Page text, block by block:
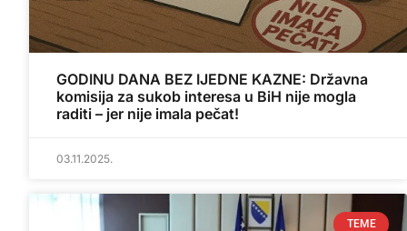
GODINU DANA BEZ IJEDNE KAZNE: Državna
komisija za sukob interesa u BiH nije mogla
raditi – jer nije imala pečat!
03.11.2025.
TEME